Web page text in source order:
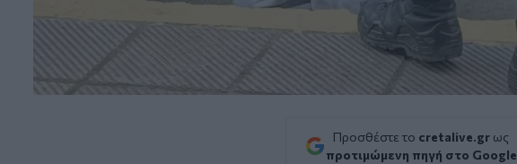
Προσθέστε το cretalive.gr ως
προτιμώμενη πηγή στο Google